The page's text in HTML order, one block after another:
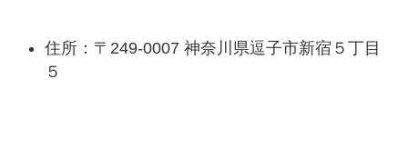
住所：〒249-0007 神奈川県逗子市新宿５丁目
５